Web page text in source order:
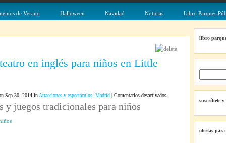
de Verano Halloween Navidad Noticias Libro Parques
en inglés para niños en Little
Sep 30, 2014 in Atracciones y espectáculos Madrid | Comentarios desactivadosen
y juegos tradicionales para niños
libro
suscríbete y
ofertas